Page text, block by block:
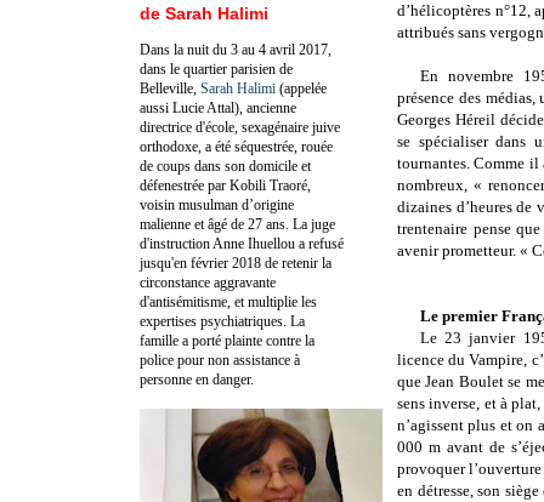
d’hélicoptères n°12,
attribués sans
En novembre
présence des
Georges Héreil
se spécialiser dans
tournantes. Comme il
nombreux, «
dizaines d’heures de
trentenaire pense
avenir prometteur. «
Le premier
Le 23 janvier
licence du Vampire,
que Jean Boulet se
sens inverse, et à
n’agissent plus et on
000 mavant de
provoquer
en détresse, son
de Sarah Halimi
Dans la nuit du 3 au 4 avril 2017,
dans le quartier parisien de
Belleville, Sarah Halimi (appelée
aussi Lucie Attal), ancienne
directrice d'école, sexagénaire juive
orthodoxe, a été séquestrée, rouée
de coups dans son domicile et
défenestrée par Kobili Traoré,
voisin musulman d’origine
malienne et âgé de 27 ans. La juge
d'instruction Anne Ihuellou a refusé
jusqu'en février 2018 de retenir la
circonstance aggravante
d'antisémitisme, et multiplie les
expertises psychiatriques. La
famille a porté plainte contre la
police pour non assistance à
personne en danger.